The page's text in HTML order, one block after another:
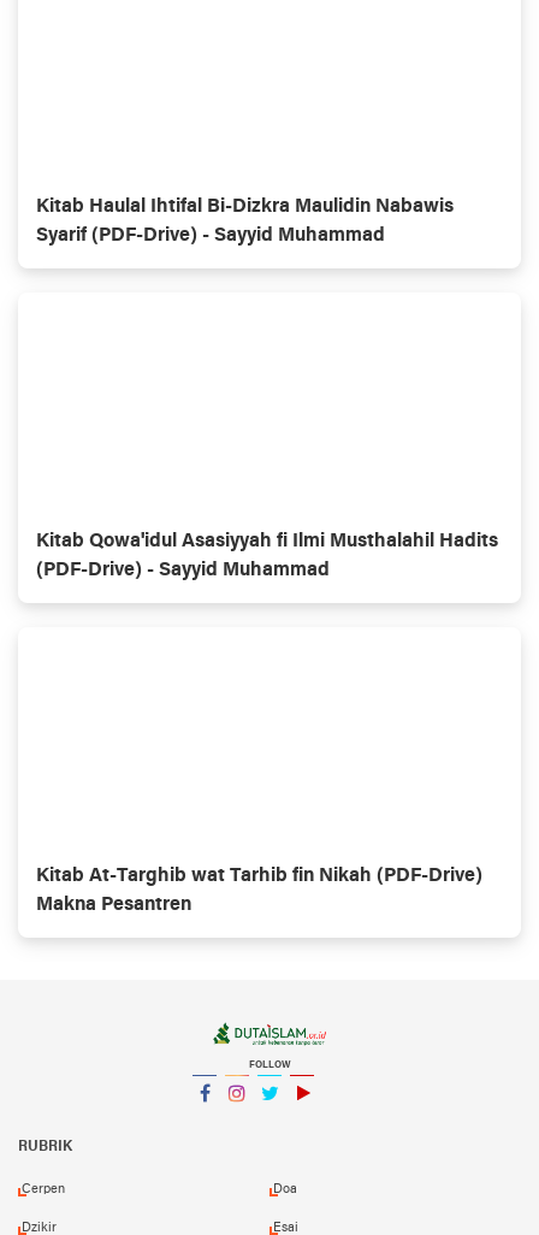
Kitab Haulal Ihtifal Bi-Dizkra Maulidin Nabawis
Syarif (PDF-Drive) - Sayyid Muhammad
Kitab Qowa'idul Asasiyyah fi Ilmi Musthalahil Hadits
(PDF-Drive) - Sayyid Muhammad
Kitab At-Targhib wat Tarhib fin Nikah (PDF-Drive)
Makna Pesantren
FOLLOW
RUBRIK
Cerpen Doa
Dzikir Esai